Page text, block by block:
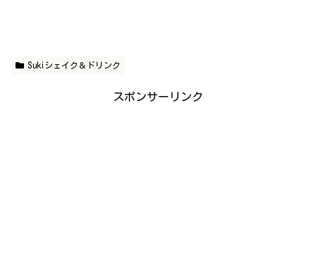
Sukiシェイク＆ドリンク
スポンサーリンク